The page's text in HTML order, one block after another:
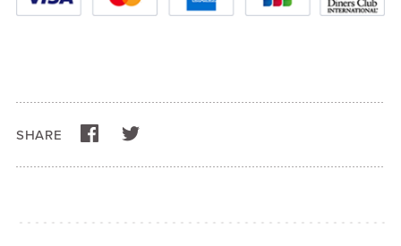
SHARE